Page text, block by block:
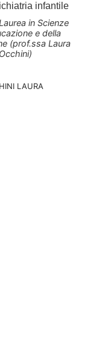
infantile
in Scienze
e della
(prof.ssa Laura
Occhini)
LAURA